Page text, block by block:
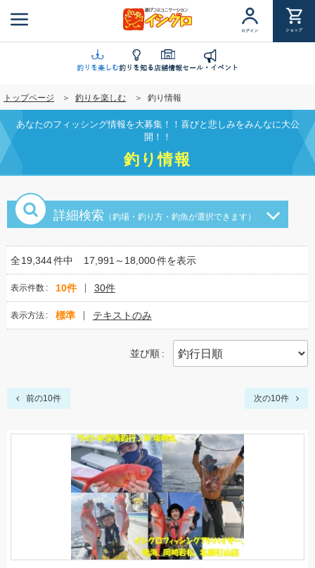
ン
に
移
動
ログイン ショップ
釣りを楽しむ釣りを知る店舗情報セール・イベント
トップページ 釣りを楽しむ 釣り情報
あなたのフィッシング情報を大募集！！喜びと悲しみをみんなに大公
開！！
釣り情報
詳細検索 （釣場・釣り方・釣魚が選択できます）
全19,344件中 17,991～18,000件を表示
表示件数 10件 30件
表示方法 標準 テキストのみ
並び順
前の10件 次の10件